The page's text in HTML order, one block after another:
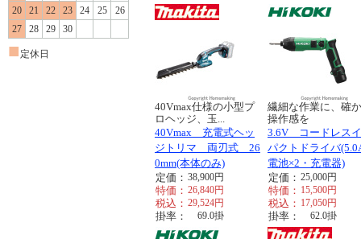
20
21 22 23 24 25
26
27
28 29 30
■ 定休日
40Vmax仕様の小型プ
ロヘッジ、玉...
40Vmax 充電式ヘッ
ジトリマ 両刃式 26
0mm(本体のみ)
定価： 38,900円
特価： 26,840円
税込： 29,524円
掛率： 69.0掛
繊細な作業に、確
操作感を
3.6V コードレス
パクトドライバ
電池×2・充電器)
定価： 25,000円
特価： 15,500円
税込： 17,050円
掛率： 62.0掛